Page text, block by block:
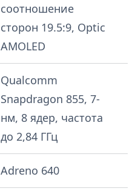
соотношение
сторон 19.5:9, Optic
AMOLED
Qualcomm
Snapdragon 855, 7-
нм, 8 ядер, частота
до 2,84 ГГц
Adreno 640